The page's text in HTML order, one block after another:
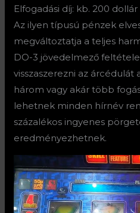
Elfogadási díj: kb. 200 dollár
Az ilyen típusú pénzek
megváltoztatja a teljes
DO-3 jövedelmező
visszaszerezni az árcédulát
három vagy akár több
lehetnek minden hírnév
százalékos ingyenes
eredményezhetnek.